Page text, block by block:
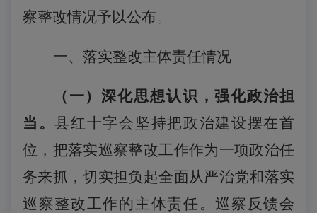
察整改情况予以公布。
一、落实整改主体责任情况
（一）深化思想认识，强化政治担
当。县红十字会坚持把政治建设摆在首
位，把落实巡察整改工作作为一项政治任
务来抓，切实担负起全面从严治党和落实
巡察整改工作的主体责任。巡察反馈会